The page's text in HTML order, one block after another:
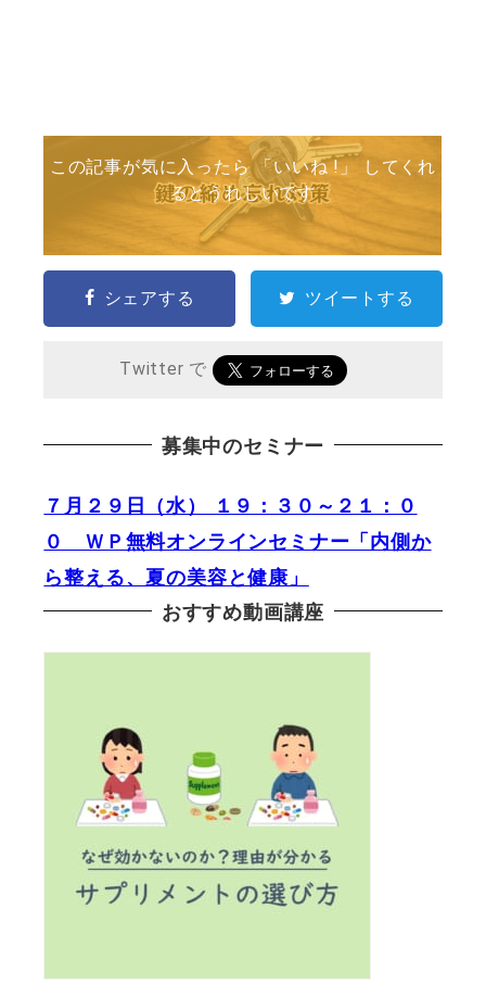
この記事が気に入ったら 「いいね !」 してくれ
るとうれしいです
シェアする ツイートする
Twitter で
募集中のセミナー
７月２９日（水） １９：３０～２１：０
０ ＷＰ無料オンラインセミナー「内側か
ら整える、夏の美容と健康」
おすすめ動画講座